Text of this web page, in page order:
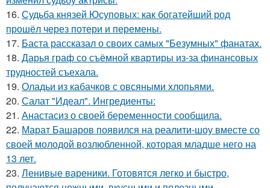
16. Судьба князей Юсуповых: как богатейший род
прошёл через потери и перемены.
17. Баста рассказал о своих самых "Безумных" фанатах.
18. Дарья граф со съёмной квартиры из-за финансовых
трудностей съехала.
19. Оладьи из кабачков с овсяными хлопьями.
20. Салат "Идеал". Ингредиенты:
21. Анастасиз о своей беременности сообщила.
22. Марат Башаров появился на реалити-шоу вместе со
своей молодой возлюбленной, которая младше него на
13 лет.
23. Ленивые вареники. Готовятся легко и быстро,